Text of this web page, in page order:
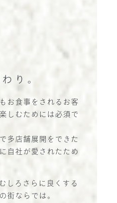
り。
お食事をされるお客
しむためには必須で
多店舗展開をできた
自社が愛されたため
しろさらに良くする
街ならでは。